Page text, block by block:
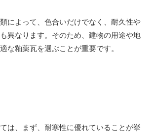
によって、色合いだけでなく、耐久性や
異なります。そのため、建物の用途や地
な釉薬瓦を選ぶことが重要です。
は、まず、耐寒性に優れていることが挙